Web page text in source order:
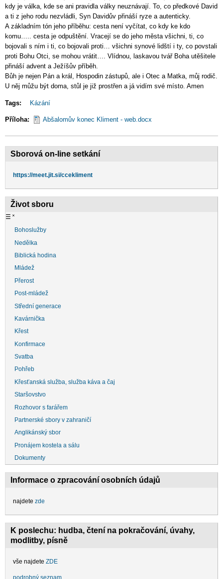
kdy je válka, kde se ani pravidla války neuznávají. To, co předkové David
a ti z jeho rodu nezvládli, Syn Davidův přináší ryze a autenticky.
A základním tón jeho příběhu: cesta není vyčítat, co kdy ke kdo
komu….. cesta je odpuštění. Vracejí se do jeho města všichni, ti, co
bojovali s ním i ti, co bojovali proti… všichni synové lidští i ty, co povstali
proti Bohu Otci, se mohou vrátit…. Vlídnou, laskavou tvář Boha utěšitele
přináší advent a Ježíšův příběh.
Bůh je nejen Pán a král, Hospodin zástupů, ale i Otec a Matka, můj rodič.
U něj můžu být doma, stůl je již prostřen a já vidím své místo. Amen
Tags: Kázání
Příloha Abšalomův konec Kliment - web.docx
Sborová on-line setkání
https://meet.jit.si/ccekliment
Život sboru
☰ ˟
Bohoslužby
Nedělka
Biblická hodina
Mládež
Přerost
Post-mládež
Střední generace
Kavárnička
Křest
Konfirmace
Svatba
Pohřeb
Křesťanská služba, služba káva a čaj
Staršovstvo
Rozhovor s farářem
Partnerské sbory v zahraničí
Anglikánský sbor
Pronájem kostela a sálu
Dokumenty
Informace o zpracování osobních údajů
najdete zde
K poslechu: hudba, čtení na pokračování, úvahy,
modlitby, písně
vše najdete ZDE
podrobný seznam